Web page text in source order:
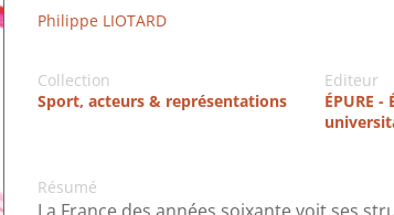
Philippe LIOTARD
Collection
Sport, acteurs & représentations
Editeur
ÉPURE
Résumé